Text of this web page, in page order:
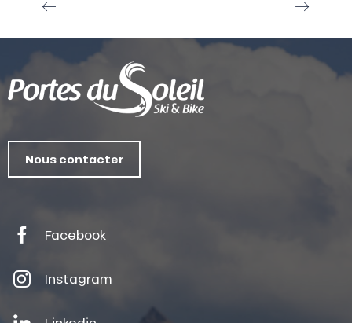
Nous contacter
Facebook
Instagram